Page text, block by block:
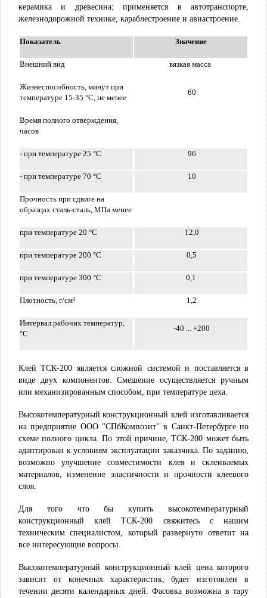
керамика и древесина; применяется в автотранспорте,
железнодорожной технике, караблестроение и авиастроение.
Показатель Значение
Внешний вид вязкая масса
Жизнеспособность, минут при
температуре 15-35 °C, не менее
60
Время полного отверждения,
часов
- при температуре 25 °C 96
- при температуре 70 °C 10
Прочность при сдвиге на
образцах сталь-сталь, МПа менее
при температуре 20 °C 12,0
при температуре 200 °C 0,5
при температуре 300 °C 0,1
Плотность, г/см³ 1,2
Интервал рабочих температур,
°C
-40 ... +200
Клей ТСК-200 является сложной системой и поставляется в
виде двух компонентов. Смешение осуществляется ручным
или механизированным способом, при температуре цеха.
Высокотемпературный конструкционный клей изготавливается
на предприятие ООО "СПбКомпозит" в Санкт-Петербурге по
схеме полного цикла. По этой причине, ТСК-200 может быть
адаптирован к условиям эксплуатации заказчика. По заданию,
возможно улучшение совместимости клея и склеиваемых
материалов, изменение эластичности и прочности клеевого
слоя.
Для того что бы купить высокотемпературный
конструкционный клей ТСК-200 свяжитесь с нашим
техническим специалистом, который развернуто ответит на
все интересующие вопросы.
Высокотемпературный конструкционный клей цена которого
зависит от конечных характеристик, будет изготовлен в
течении десяти календарных дней. Фасовка возможна в тару